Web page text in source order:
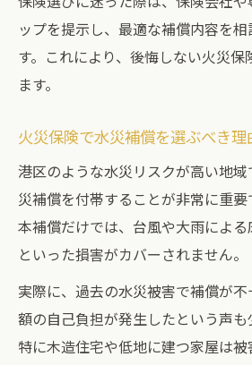
ップを提示し、最適な補償内容を
す。これにより、後悔しない火災保
ます。
火災保険で水災補償を選ぶべき理
港区のような水災リスクが高い地
災補償を付帯することが非常に重
本補償だけでは、台風や大雨によ
といった損害がカバーされません。
実際に、過去の水災被害で補償が
額の自己負担が発生したという声も
特に木造住宅や低地に建つ家屋は被